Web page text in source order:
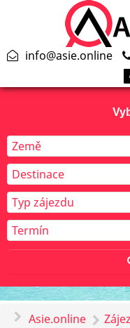
info@asie.online
Asie.online